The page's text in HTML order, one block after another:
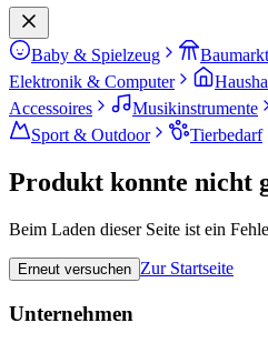
Baby & Spielzeug
Elektronik & Computer
Accessoires
Musikinstrumente
Sport & Outdoor
Tierbedarf
Produkt konnte nicht
Beim Laden dieser Seite ist ein
Erneut versuchen Zur Startseite
Unternehmen